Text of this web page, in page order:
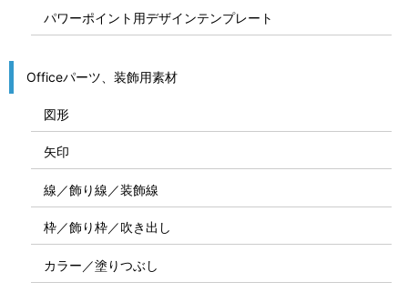
パワーポイント用デザインテンプレート
Officeパーツ、装飾用素材
図形
矢印
線／飾り線／装飾線
枠／飾り枠／吹き出し
カラー／塗りつぶし